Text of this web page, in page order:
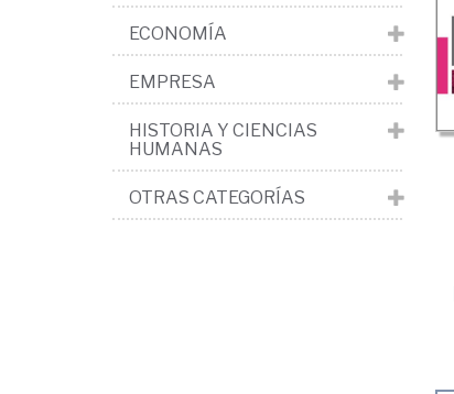
ECONOMÍA
EMPRESA
HISTORIA Y CIENCIAS
HUMANAS
OTRAS CATEGORÍAS